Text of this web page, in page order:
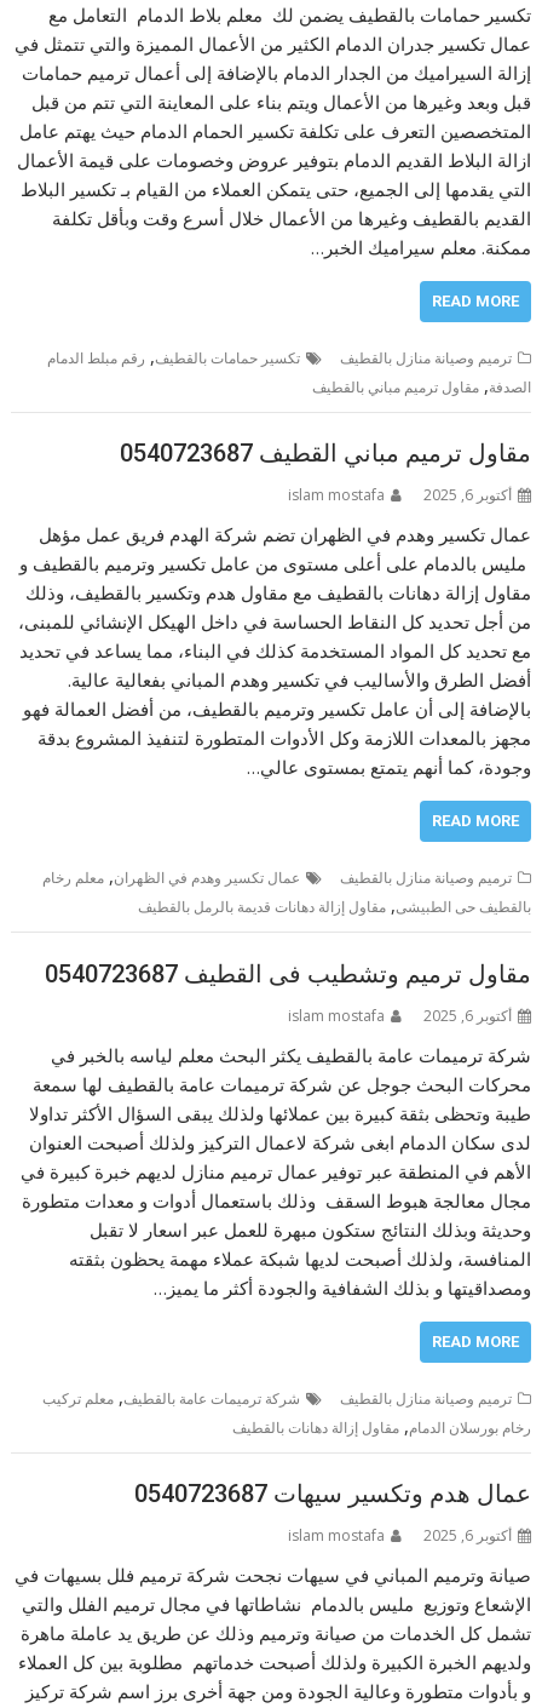
تكسير حمامات بالقطيف يضمن لك معلم بلاط الدمام التعامل مع
عمال تكسير جدران الدمام الكثير من الأعمال المميزة والتي تتمثل في
إزالة السيراميك من الجدار الدمام بالإضافة إلى أعمال ترميم حمامات
قبل وبعد وغيرها من الأعمال ويتم بناء على المعاينة التي تتم من قبل
المتخصصين التعرف على تكلفة تكسير الحمام الدمام حيث يهتم عامل
ازالة البلاط القديم الدمام بتوفير عروض وخصومات على قيمة الأعمال
التي يقدمها إلى الجميع، حتى يتمكن العملاء من القيام بـ تكسير البلاط
القديم بالقطيف وغيرها من الأعمال خلال أسرع وقت وبأقل تكلفة
ممكنة. معلم سيراميك الخبر…
READ MORE
ترميم وصيانة منازل بالقطيف تكسير حمامات بالقطيف, رقم مبلط الدمام
الصدفة,مقاول ترميم مباني بالقطيف
مقاول ترميم مباني القطيف 0540723687
أكتوبر 6, 2025 islam mostafa
عمال تكسير وهدم في الظهران تضم شركة الهدم فريق عمل مؤهل
مليس بالدمام على أعلى مستوى من عامل تكسير وترميم بالقطيف و
مقاول إزالة دهانات بالقطيف مع مقاول هدم وتكسير بالقطيف، وذلك
من أجل تحديد كل النقاط الحساسة في داخل الهيكل الإنشائي للمبنى،
مع تحديد كل المواد المستخدمة كذلك في البناء، مما يساعد في تحديد
أفضل الطرق والأساليب في تكسير وهدم المباني بفعالية عالية.
بالإضافة إلى أن عامل تكسير وترميم بالقطيف، من أفضل العمالة فهو
مجهز بالمعدات اللازمة وكل الأدوات المتطورة لتنفيذ المشروع بدقة
وجودة، كما أنهم يتمتع بمستوى عالي…
READ MORE
ترميم وصيانة منازل بالقطيف عمال تكسير وهدم في الظهران,معلم رخام
بالقطيف حى الطبيشى,مقاول إزالة دهانات قديمة بالرمل بالقطيف
مقاول ترميم وتشطيب فى القطيف 0540723687
أكتوبر 6, 2025 islam mostafa
شركة ترميمات عامة بالقطيف يكثر البحث معلم لياسه بالخبر في
محركات البحث جوجل عن شركة ترميمات عامة بالقطيف لها سمعة
طيبة وتحظى بثقة كبيرة بين عملائها ولذلك يبقى السؤال الأكثر تداولا
لدى سكان الدمام ابغى شركة لاعمال التركيز ولذلك أصبحت العنوان
الأهم في المنطقة عبر توفير عمال ترميم منازل لديهم خبرة كبيرة في
مجال معالجة هبوط السقف وذلك باستعمال أدوات و معدات متطورة
وحديثة وبذلك النتائج ستكون مبهرة للعمل عبر اسعار لا تقبل
المنافسة، ولذلك أصبحت لديها شبكة عملاء مهمة يحظون بثقته
ومصداقيتها و بذلك الشفافية والجودة أكثر ما يميز…
READ MORE
ترميم وصيانة منازل بالقطيف شركة ترميمات عامة بالقطيف,معلم تركيب
رخام بورسلان الدمام,مقاول إزالة دهانات بالقطيف
عمال هدم وتكسير سيهات 0540723687
أكتوبر 6, 2025 islam mostafa
صيانة وترميم المباني في سيهات نجحت شركة ترميم فلل بسيهات في
الإشعاع وتوزيع مليس بالدمام نشاطاتها في مجال ترميم الفلل والتي
تشمل كل الخدمات من صيانة وترميم وذلك عن طريق يد عاملة ماهرة
ولديهم الخبرة الكبيرة ولذلك أصبحت خدماتهم مطلوبة بين كل العملاء
و بأدوات متطورة وعالية الجودة ومن جهة أخرى برز اسم شركة تركيز